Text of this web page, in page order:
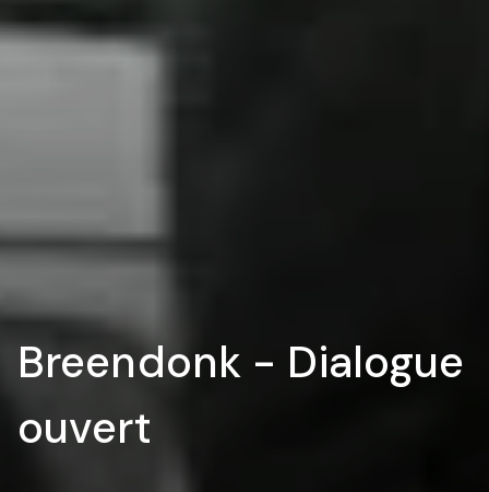
Breendonk - Dialogue
ouvert